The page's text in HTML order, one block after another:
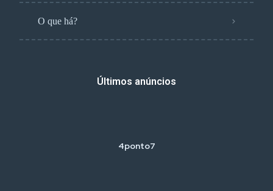
O que há?
Últimos anúncios
4ponto7